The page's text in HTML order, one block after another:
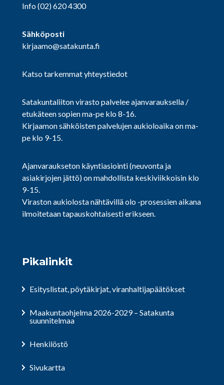
Info(02) 620 4300
Sähköposti
kirjaamo@satakunta.fi
Katso tarkemmat yhteystiedot
Satakuntaliiton virasto palvelee ajanvarauksella /
etukäteen sopien ma-pe klo 8-16.
Kirjaamon sähköisten palvelujen aukioloaika on ma-
pe klo 9-15.
Ajanvaraukseton käyntiasiointi (neuvonta ja
asiakirjojen jättö) on mahdollista keskiviikkoisin klo
9-15.
Viraston aukiolosta nähtävillä olo -prosessien aikana
ilmoitetaan tapauskohtaisesti erikseen.
Pikalinkit
Esityslistat, pöytäkirjat, viranhaltijapäätökset
Maakuntaohjelma 2026-2029 – Satakunta
suunnitelmaa
Henkilöstö
Sivukartta